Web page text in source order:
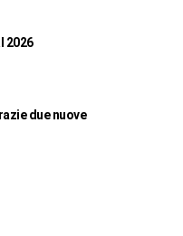
2026
due nuove